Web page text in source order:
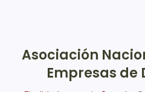
Asociación
Empresas de